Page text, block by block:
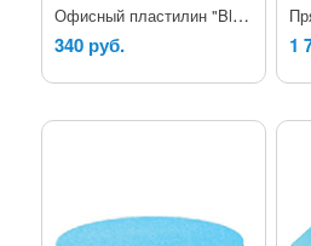
Офисный пластилин "Blu Tack"
340 руб. 1